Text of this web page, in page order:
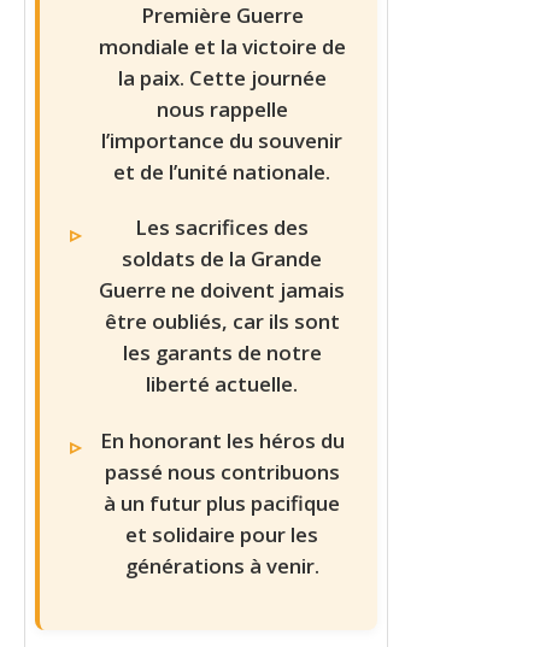
Première Guerre
mondiale et la victoire de
la paix. Cette journée
nous rappelle
l’importance du souvenir
et de l’unité nationale.
Les sacrifices des
soldats de la Grande
Guerre ne doivent jamais
être oubliés, car ils sont
les garants de notre
liberté actuelle.
En honorant les héros du
passé nous contribuons
à un futur plus pacifique
et solidaire pour les
générations à venir.